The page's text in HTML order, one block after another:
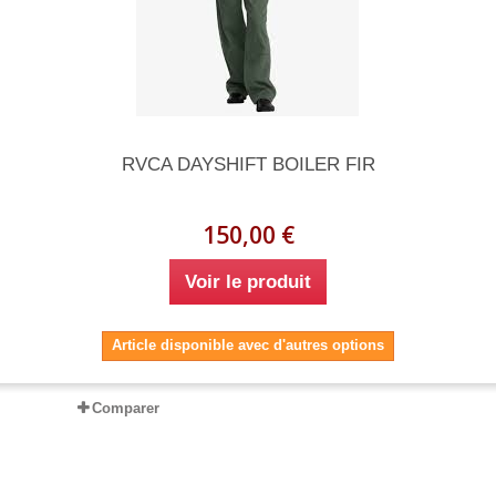
RVCA DAYSHIFT BOILER FIR
150,00 €
Voir le produit
Article disponible avec d'autres options
Comparer